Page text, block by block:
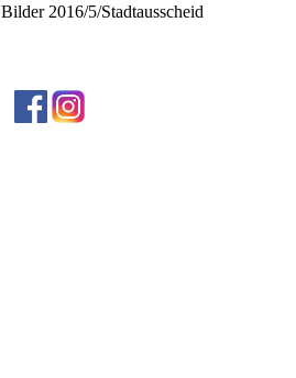
Bilder 2016/5/Stadtausscheid